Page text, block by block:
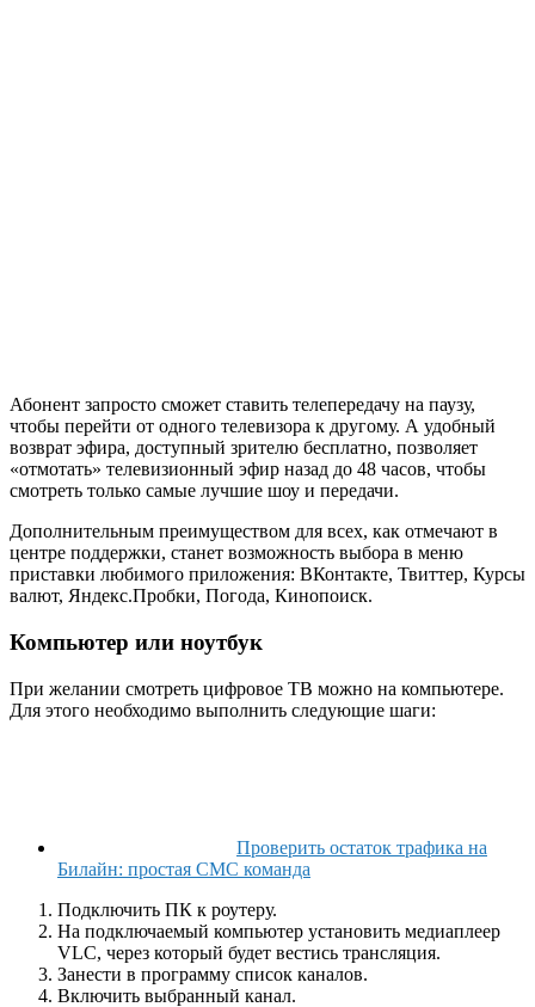
Абонент запросто сможет ставить телепередачу на паузу,
чтобы перейти от одного телевизора к другому. А удобный
возврат эфира, доступный зрителю бесплатно, позволяет
«отмотать» телевизионный эфир назад до 48 часов, чтобы
смотреть только самые лучшие шоу и передачи.
Дополнительным преимуществом для всех, как отмечают в
центре поддержки, станет возможность выбора в меню
приставки любимого приложения: ВКонтакте, Твиттер, Курсы
валют, Яндекс.Пробки, Погода, Кинопоиск.
Компьютер или ноутбук
При желании смотреть цифровое ТВ можно на компьютере.
Для этого необходимо выполнить следующие шаги:
Проверить остаток трафика на
Билайн: простая СМС команда
Подключить ПК к роутеру.
На подключаемый компьютер установить медиаплеер
VLC, через который будет вестись трансляция.
Занести в программу список каналов.
Включить выбранный канал.